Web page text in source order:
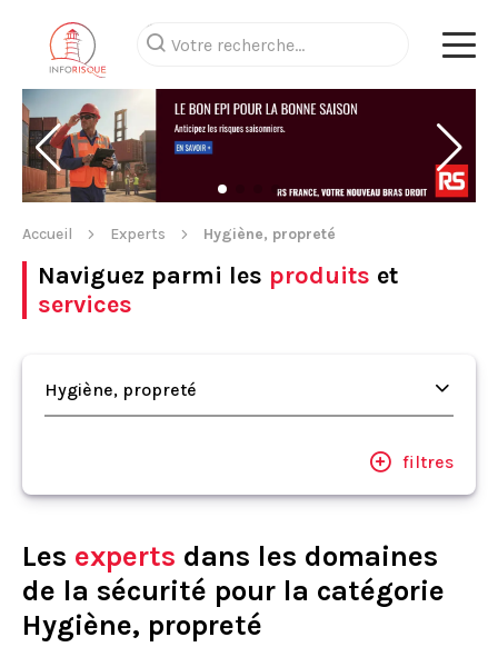
Accueil Experts Hygiène, propreté
Naviguez parmi les produits et
services
Hygiène, propreté
filtres
Les experts dans les domaines
de la sécurité pour la catégorie
Hygiène, propreté